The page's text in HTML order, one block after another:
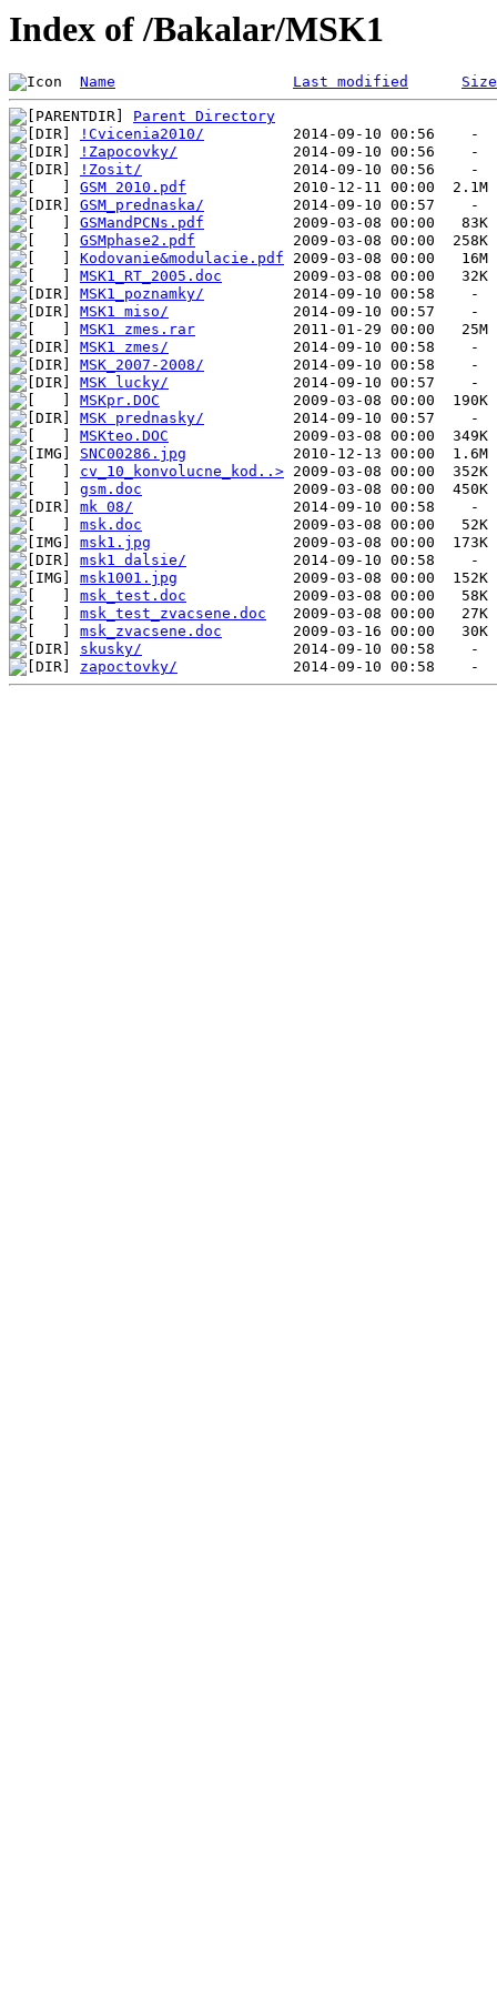
Index of /Bakalar/MSK1
Name Last modified Size
Parent Directory
!Cvicenia2010/
!Zapocovky/
!Zosit/
GSM 2010.pdf
GSM_prednaska/
GSMandPCNs.pdf
GSMphase2.pdf
Kodovanie&modulacie.pdf
MSK1_RT_2005.doc
MSK1_poznamky/
MSK1 miso/
MSK1 zmes.rar
MSK1 zmes/
MSK_2007-2008/
MSK lucky/
MSKpr.DOC
MSK prednasky/
MSKteo.DOC
SNC00286.jpg
cv_10_konvolucne_kod..>
gsm.doc
mk 08/
msk.doc
msk1.jpg
msk1 dalsie/
msk1001.jpg
msk_test.doc
msk_test_zvacsene.doc
msk_zvacsene.doc
skusky/
zapoctovky/